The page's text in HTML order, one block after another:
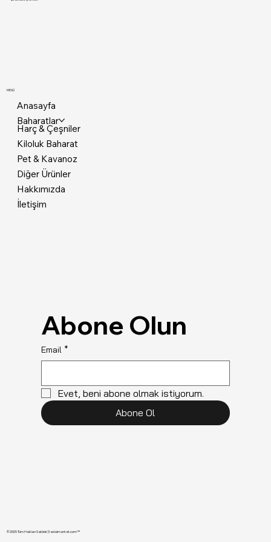
MENÜ
Anasayfa
Baharatlar
Harç & Çeşniler
Kiloluk Baharat
Pet & Kavanoz
Diğer Ürünler
Hakkımızda
İletişim
Abone Olun
Email *
Evet, beni abone olmak istiyorum.
Abone Ol
© 2025 Tüm Hakları Saklıdır | tadalmarket.com™